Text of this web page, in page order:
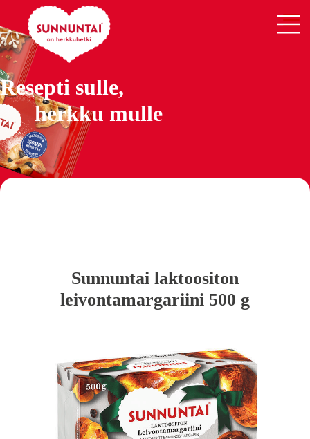
Resepti sulle,
herkku mulle
Sunnuntai laktoositon
leivontamargariini 500 g